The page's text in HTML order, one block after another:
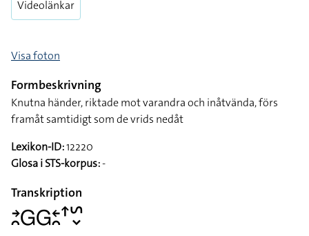
Videolänkar
Visa foton
Formbeskrivning
Knutna händer, riktade mot varandra och inåtvända, förs
framåt samtidigt som de vrids nedåt
Lexikon-ID:12220
Glosa i STS-korpus:-
Transkription
􌥔􌥘􌤦􌤦􌥓􌥘􌦃􌥲􌦀